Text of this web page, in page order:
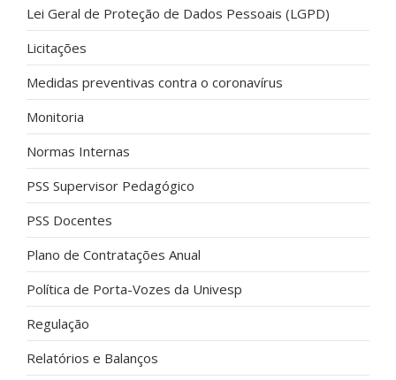
Lei Geral de Proteção de Dados Pessoais (LGPD)
Licitações
Medidas preventivas contra o coronavírus
Monitoria
Normas Internas
PSS Supervisor Pedagógico
PSS Docentes
Plano de Contratações Anual
Política de Porta-Vozes da Univesp
Regulação
Relatórios e Balanços